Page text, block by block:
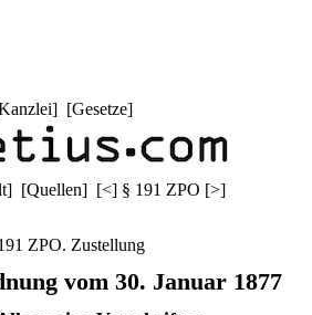
] [Gesetze]
] [Quellen] [<] § 191 ZPO [>]
ZPO. Zustellung
vom 30. Januar 1877